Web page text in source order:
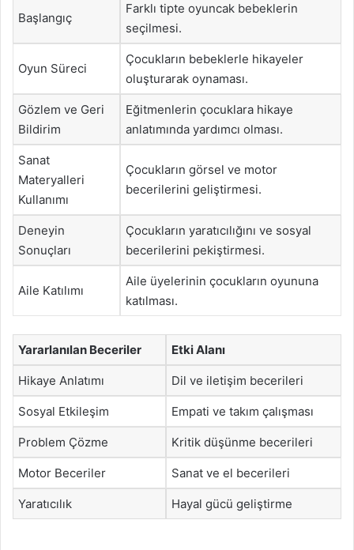
Başlangıç
Farklı tipte oyuncak bebeklerin
seçilmesi.
Oyun Süreci
Çocukların bebeklerle hikayeler
oluşturarak oynaması.
Gözlem ve Geri
Bildirim
Eğitmenlerin çocuklara hikaye
anlatımında yardımcı olması.
Sanat
Materyalleri
Kullanımı
Çocukların görsel ve motor
becerilerini geliştirmesi.
Deneyin
Sonuçları
Çocukların yaratıcılığını ve sosyal
becerilerini pekiştirmesi.
Aile Katılımı
Aile üyelerinin çocukların oyununa
katılması.
Yararlanılan Beceriler Etki Alanı
Hikaye Anlatımı Dil ve iletişim becerileri
Sosyal Etkileşim Empati ve takım çalışması
Problem Çözme Kritik düşünme becerileri
Motor Beceriler Sanat ve el becerileri
Yaratıcılık Hayal gücü geliştirme